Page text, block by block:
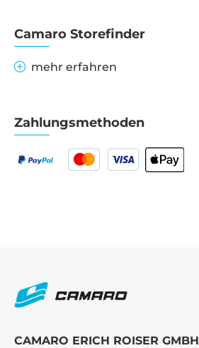
Camaro Storefinder
mehr erfahren
Zahlungsmethoden
CAMARO ERICH ROISER GMBH